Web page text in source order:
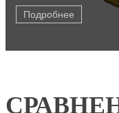
устанавливают
настраивают
подключают
кодируют канал
После этого быстрый
работе. Для абонентов с
Подробнее